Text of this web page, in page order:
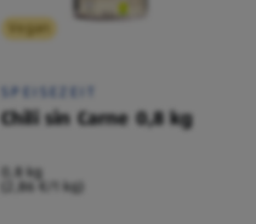
Vegan
SPEISEZEIT
Chili sin Carne 0,8 kg
0,8 kg
(2,86 €/1 kg)